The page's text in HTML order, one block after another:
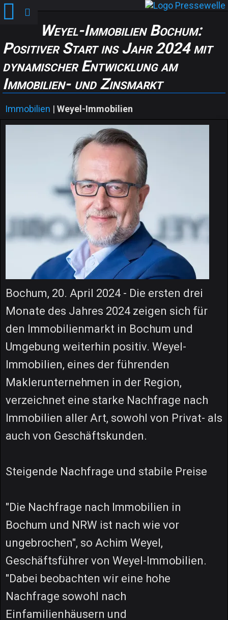
Weyel-Immobilien Bochum:
Positiver Start ins Jahr 2024 mit
dynamischer Entwicklung am
Immobilien- und Zinsmarkt
Immobilien | Weyel-Immobilien
Bochum, 20. April 2024 - Die ersten drei
Monate des Jahres 2024 zeigen sich für
den Immobilienmarkt in Bochum und
Umgebung weiterhin positiv. Weyel-
Immobilien, eines der führenden
Maklerunternehmen in der Region,
verzeichnet eine starke Nachfrage nach
Immobilien aller Art, sowohl von Privat- als
auch von Geschäftskunden.
Steigende Nachfrage und stabile Preise
"Die Nachfrage nach Immobilien in
Bochum und NRW ist nach wie vor
ungebrochen", so Achim Weyel,
Geschäftsführer von Weyel-Immobilien.
"Dabei beobachten wir eine hohe
Nachfrage sowohl nach
Einfamilienhäusern und